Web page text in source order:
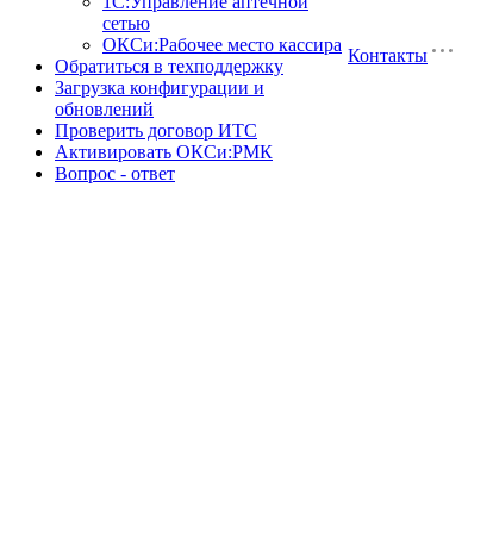
сетью
ОКСи:Рабочее место кассира
Обратиться в техподдержку
Загрузка конфигурации и
обновлений
Проверить договор ИТС
Активировать ОКСи:РМК
Вопрос - ответ
Контакты